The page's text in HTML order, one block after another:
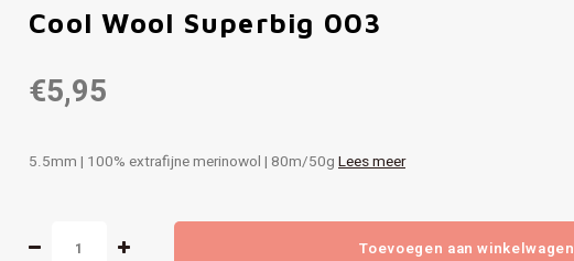
Cool Wool Superbig 003
€5,95
5.5mm | 100% extrafijne merinowol | 80m/50g Lees meer
Toevoegen aan winkelwagen